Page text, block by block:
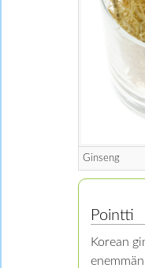
Ginseng
Pointti
Korean